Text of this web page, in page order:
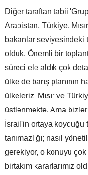
Diğer taraftan tabii
Arabistan, Türkiye, Mısır
bakanlar seviyesindeki
olduk. Önemli bir
süreci ele aldık çok
ülke de barış planının
ülkeleriz. Mısır ve
üstlenmekte. Ama
İsrail'in ortaya koyduğu
tanımazlığı; nasıl
gerekiyor, o konuyu
birtakım kararlarımız